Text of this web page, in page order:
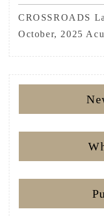
CROSSROADS
October, 2025